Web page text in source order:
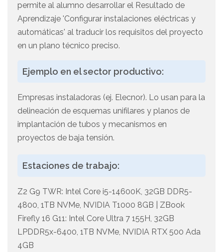
permite al alumno desarrollar el Resultado de
Aprendizaje 'Configurar instalaciones eléctricas y
automáticas' al traducir los requisitos del proyecto
en un plano técnico preciso.
Ejemplo en el sector productivo:
Empresas instaladoras (ej. Elecnor). Lo usan para la
delineación de esquemas unifilares y planos de
implantación de tubos y mecanismos en
proyectos de baja tensión.
Estaciones de trabajo:
Z2 G9 TWR: Intel Core i5-14600K, 32GB DDR5-
4800, 1TB NVMe, NVIDIA T1000 8GB | ZBook
Firefly 16 G11: Intel Core Ultra 7 155H, 32GB
LPDDR5x-6400, 1TB NVMe, NVIDIA RTX 500 Ada
4GB